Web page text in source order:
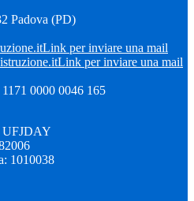
Padova (PD)
Link per inviare una mail
Link per inviare una mail
0000 0046 165
UFJDAY
1010038